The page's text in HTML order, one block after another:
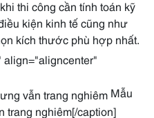
thi công cần tính toán kỹ
kiện kinh tế cũng như
kích thước phù hợp nhất.
align="aligncenter"
Mẫu
trang nghiêm[/caption]